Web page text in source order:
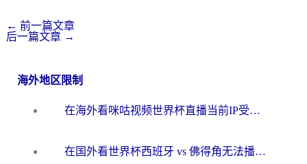
← 前一篇文章
后一篇文章 →
海外地区限制
在海外看咪咕视频世界杯直播当前IP受限制？这篇指南帮你搞定所有体育赛事观看难题
在国外看世界杯西班牙 vs 佛得角无法播放？这篇指南帮你解锁所有中文体育直播